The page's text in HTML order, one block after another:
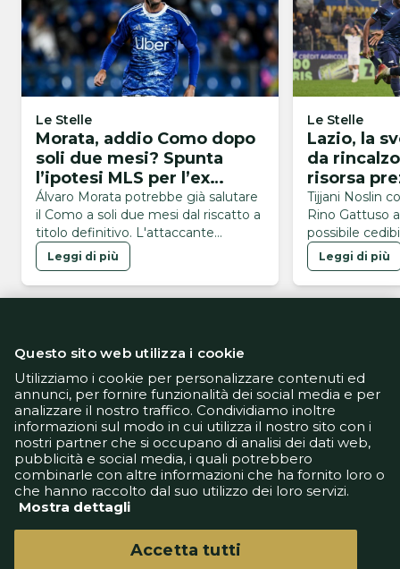
Le Stelle
Morata, addio Como dopo
soli due mesi? Spunta
l’ipotesi MLS per l’ex
Chelsea
Álvaro Morata potrebbe già salutare
il Como a soli due mesi dal riscatto a
titolo definitivo. L'attaccante
spagnolo è finito nel mirino della
MLS, con l'Atlanta United pronta
all'assalto.
Leggi di più
Le Stelle
Lazio, la
da
risorsa
Gattuso
Tijjani Noslin
Rino Gattuso
possibile
vista della
Mantova.
Leggi di più
Informativa Privacy
Informativa Cookie
Tech App
Gestione preferenze
support@goldbetlive.it
Questo sito web utilizza i cookie
Utilizziamo i cookie per personalizzare contenuti ed
annunci, per fornire funzionalità dei social media e per
analizzare il nostro traffico. Condividiamo inoltre
informazioni sul modo in cui utilizza il nostro sito con i
nostri partner che si occupano di analisi dei dati web,
pubblicità e social media, i quali potrebbero
combinarle con altre informazioni che ha fornito loro o
che hanno raccolto dal suo utilizzo dei loro servizi.
Mostra dettagli
Accetta tutti